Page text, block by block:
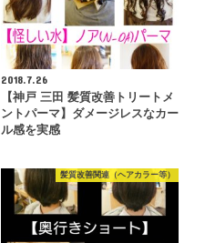
2018.7.26
【神戸 三田 髪質改善トリートメ
ントパーマ】ダメージレスなカー
ル感を実感
髪質改善関連（ヘアカラー等）